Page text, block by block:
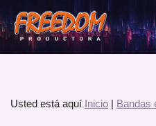
Saltar
al
Usted está aquí Inicio | Bandas